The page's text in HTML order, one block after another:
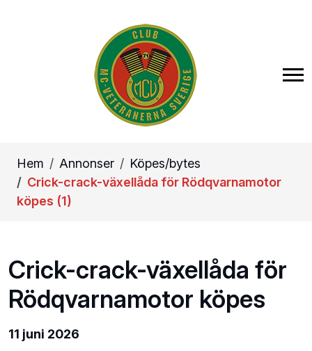
Hem Annonser
Köpes/bytes
Crick-crack-växellåda för Rödqvarnamotor
köpes (1)
Crick-crack-växellåda för
Rödqvarnamotor köpes
11 juni 2026